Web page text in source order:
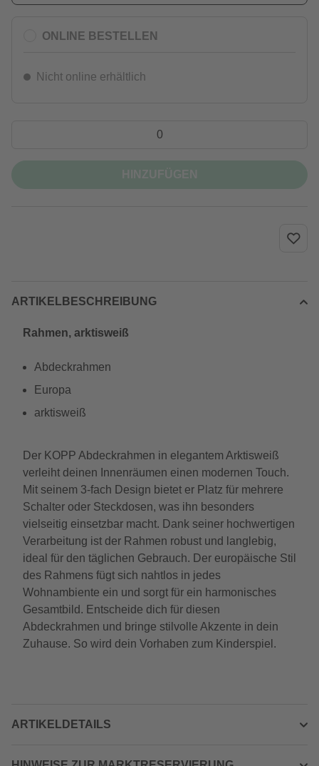
ONLINE BESTELLEN
Nicht online erhältlich
ARTIKELBESCHREIBUNG
Rahmen, arktisweiß
Abdeckrahmen
Europa
arktisweiß
Der KOPP Abdeckrahmen in elegantem Arktisweiß
verleiht deinen Innenräumen einen modernen Touch.
Mit seinem 3-fach Design bietet er Platz für mehrere
Schalter oder Steckdosen, was ihn besonders
vielseitig einsetzbar macht. Dank seiner hochwertigen
Verarbeitung ist der Rahmen robust und langlebig,
ideal für den täglichen Gebrauch. Der europäische Stil
des Rahmens fügt sich nahtlos in jedes
Wohnambiente ein und sorgt für ein harmonisches
Gesamtbild. Entscheide dich für diesen
Abdeckrahmen und bringe stilvolle Akzente in dein
Zuhause. So wird dein Vorhaben zum Kinderspiel.
ARTIKELDETAILS